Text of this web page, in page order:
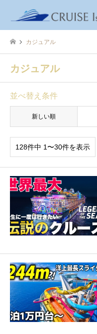
カジュアル
カジュアル
並べ替え条件
新しい順
128件中 1〜30件を表示